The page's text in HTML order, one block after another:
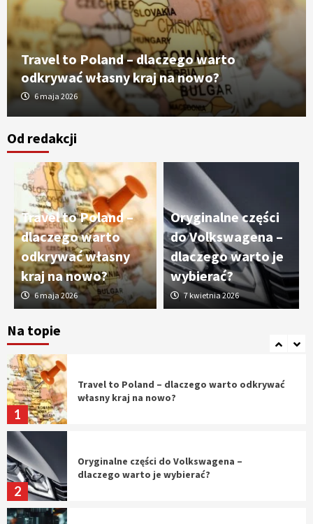
Travel to Poland – dlaczego warto
odkrywać własny kraj na nowo?
6 maja 2026
Od redakcji
Travel to Poland –
dlaczego warto
odkrywać własny
kraj na nowo?
6 maja 2026
Oryginalne części
do Volkswagena –
dlaczego warto je
wybierać?
7 kwietnia 2026
Na topie
3
nowoczesne technologie precyzyjnej
obróbki materiałów
4
Czy sztuczna inteligencja wyprze pracę
geodety w przyszłości?
5
Tworzenie aplikacji internetowych – jak
1
Travel to Poland – dlaczego warto odkrywać
własny kraj na nowo?
2
Oryginalne części do Volkswagena –
dlaczego warto je wybierać?